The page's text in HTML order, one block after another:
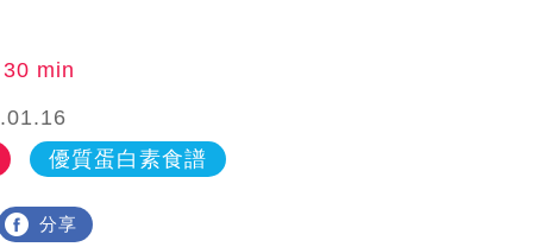
30 min
優質蛋白素食譜
分享